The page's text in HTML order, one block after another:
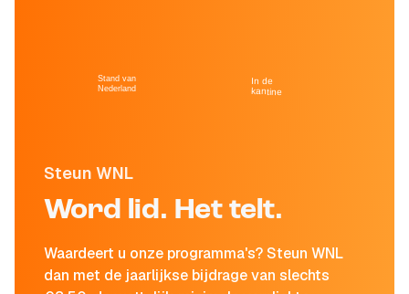
Steun WNL
Word lid. Het telt.
Waardeert u onze programma's? Steun WNL
dan met de jaarlijkse bijdrage van slechts
Stand van
Nederland
In de
kantine